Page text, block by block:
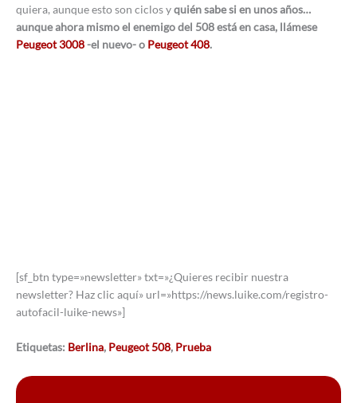
quiera, aunque esto son ciclos yquién sabe si en unos años…
aunque ahora mismo el enemigo del 508 está en casa, llámese
Peugeot 3008-el nuevo- o Peugeot 408.
[sf_btn type=»newsletter» txt=»¿Quieres recibir nuestra
newsletter? Haz clic aquí» url=»https://news.luike.com/registro-
autofacil-luike-news»]
Etiquetas: Berlina, Peugeot 508, Prueba